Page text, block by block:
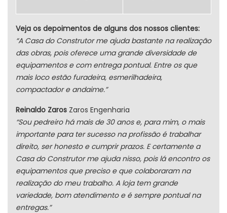
Veja os depoimentos de alguns dos nossos clientes:
“A Casa do Construtor me ajuda bastante na realização
das obras, pois oferece uma grande diversidade de
equipamentos e com entrega pontual. Entre os que
mais loco estão furadeira, esmerilhadeira,
compactador e andaime.”
Reinaldo Zaros Zaros Engenharia
“Sou pedreiro há mais de 30 anos e, para mim, o mais
importante para ter sucesso na profissão é trabalhar
direito, ser honesto e cumprir prazos. E certamente a
Casa do Construtor me ajuda nisso, pois lá encontro os
equipamentos que preciso e que colaboraram na
realização do meu trabalho. A loja tem grande
variedade, bom atendimento e é sempre pontual na
entregas.”